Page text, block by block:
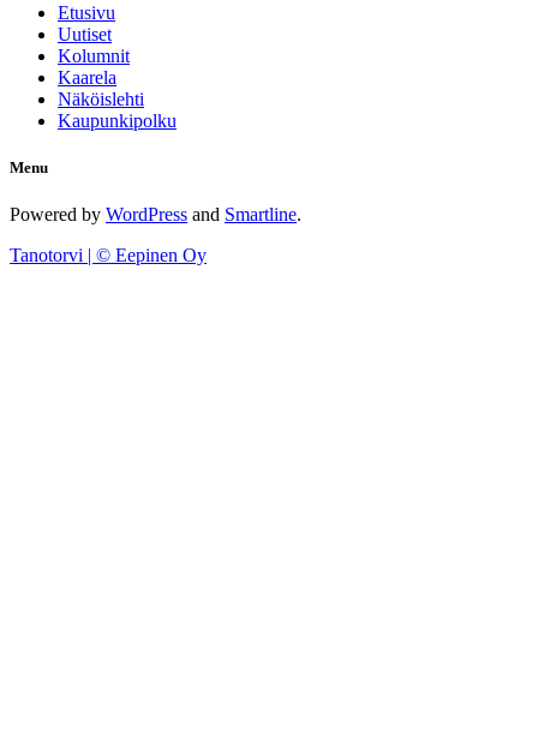
Etusivu
Uutiset
Kolumnit
Kaarela
Näköislehti
Kaupunkipolku
Menu
Powered by WordPress and Smartline.
Tanotorvi | © Eepinen Oy